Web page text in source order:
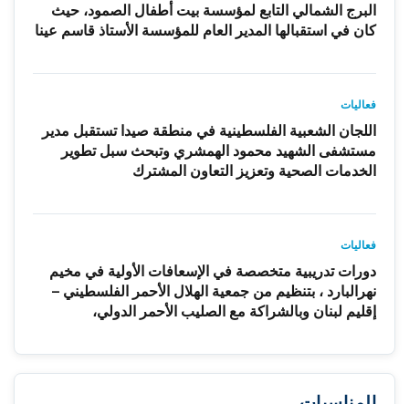
البرج الشمالي التابع لمؤسسة بيت أطفال الصمود، حيث
كان في استقبالها المدير العام للمؤسسة الأستاذ قاسم عينا
فعاليات
اللجان الشعبية الفلسطينية في منطقة صيدا تستقبل مدير
مستشفى الشهيد محمود الهمشري وتبحث سبل تطوير
الخدمات الصحية وتعزيز التعاون المشترك
فعاليات
دورات تدريبية متخصصة في الإسعافات الأولية في مخيم
نهرالبارد ، بتنظيم من جمعية الهلال الأحمر الفلسطيني –
إقليم لبنان وبالشراكة مع الصليب الأحمر الدولي،